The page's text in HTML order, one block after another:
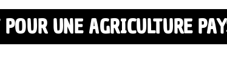
UNE AGRICULTURE